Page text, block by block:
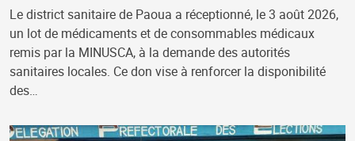
Le district sanitaire de Paoua a réceptionné, le 3 août 2026,
un lot de médicaments et de consommables médicaux
remis par la MINUSCA, à la demande des autorités
sanitaires locales. Ce don vise à renforcer la disponibilité
des…